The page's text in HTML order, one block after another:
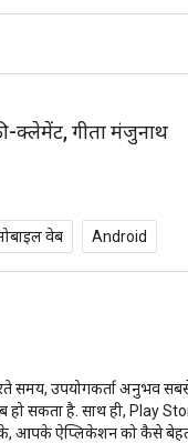
क्लेमेंट, गीता मंजुनाथ
वेब Android
उपयोगकर्ता अनुभव सबसे
सकता है. साथ ही, Play
आपके ऐप्लिकेशन को कैसे